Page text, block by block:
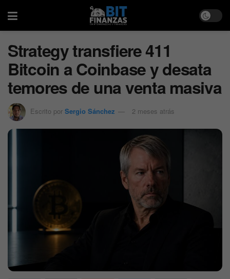
Strategy transfiere 411
Bitcoin a Coinbase y desata
temores de una venta masiva
Escrito por Sergio Sánchez 2 meses atrás